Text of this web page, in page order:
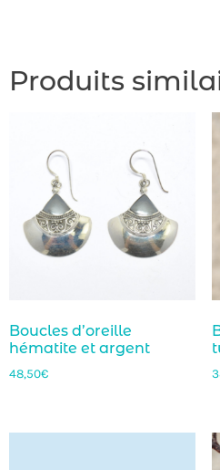
Produits
Boucles d’oreille
hématite et argent
48,50€